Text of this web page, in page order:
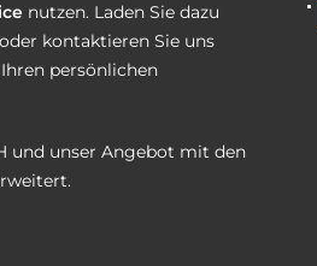
nutzen. Laden Sie dazu
kontaktieren Sie uns
persönlichen
und unser Angebot mit den